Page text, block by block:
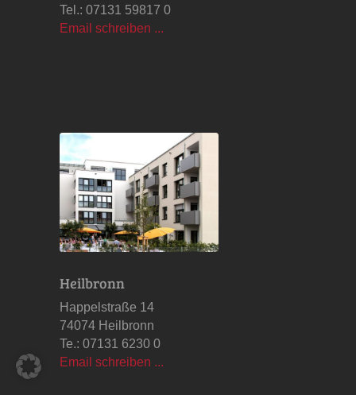
Tel.: 07131 59817 0
Email schreiben ...
Heilbronn
Happelstraße 14
74074 Heilbronn
Te.: 07131 6230 0
Email schreiben ...